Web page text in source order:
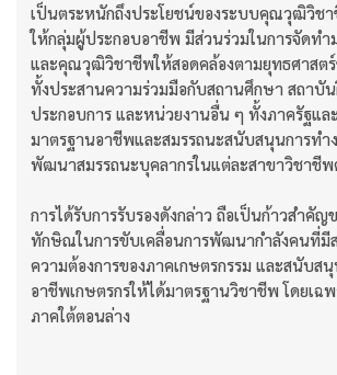
เป็นตระหนักถึงประโยชน์ของระบบคุณวุฒิวิช
ให้กลุ่มผู้ประกอบอาชีพ มีส่วนร่วมในการจัดท
และคุณวุฒิวิชาชีพให้สอดคล้องตามยุทธศาสตร์
ทั้งประสานความร่วมมือกับสถานศึกษา สถาบั
ประกอบการ และหน่วยงานอื่น ๆ ทั้งภาครัฐแล
มาตรฐานอาชีพและสมรรถนะสนับสนุนการทำ
พัฒนาสมรรถนะบุคลากรในแต่ละสาขาวิชาชีพ
การได้รับการรับรองดังกล่าว ถือเป็นก้าวสำคัญ
ทักษิณในการขับเคลื่อนการพัฒนากำลังคนที่มี
ความต้องการของภาคเกษตรกรรม และสนับส
อาชีพเกษตรกรให้ได้มาตรฐานวิชาชีพ โดยเ
ภาคใต้ตอนล่าง